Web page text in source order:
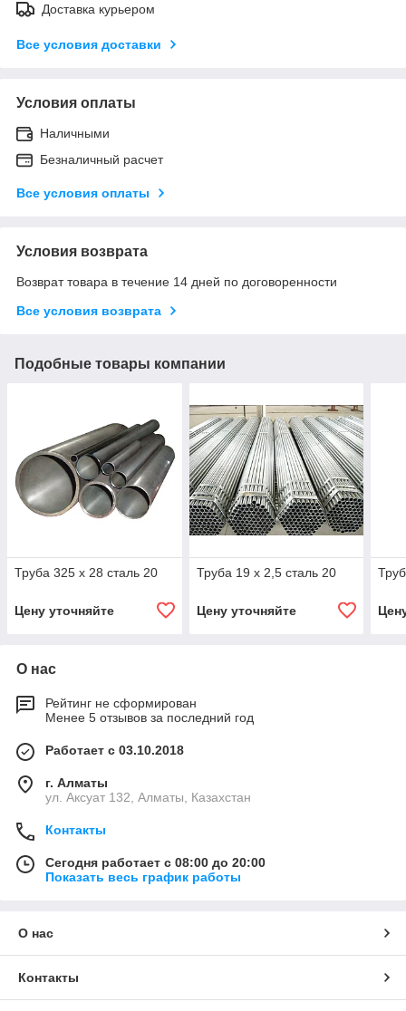
Доставка курьером
Все условия доставки
Условия оплаты
Наличными
Безналичный расчет
Все условия оплаты
Условия возврата
Возврат товара в течение 14 дней по договоренности
Все условия возврата
Подобные товары компании
Труба 325 х 28 сталь 20
Цену уточняйте
Труба 19 х 2,5 сталь 20
Цену уточняйте
О нас
Рейтинг не сформирован
Менее 5 отзывов за последний год
Работает с 03.10.2018
г. Алматы
ул. Аксуат 132, Алматы, Казахстан
Контакты
Сегодня работает с 08:00 до 20:00
Показать весь график работы
О нас
Контакты